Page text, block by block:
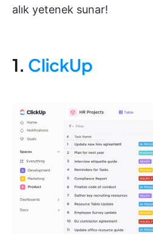
alık yetenek sunar!
1. ClickUp